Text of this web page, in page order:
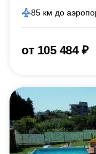
85 км до
от 105 484 ₽